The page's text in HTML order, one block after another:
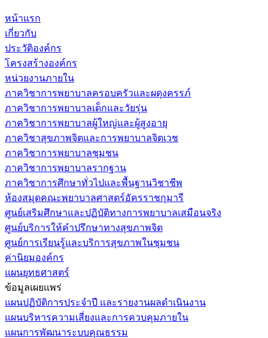
หน้าแรก
เกี่ยวกับ
ประวัติองค์กร
โครงสร้างองค์กร
หน่วยงานภายใน
ภาควิชาการพยาบาลครอบครัวและผดุงครรภ์
ภาควิชาการพยาบาลเด็กและวัยรุ่น
ภาควิชาการพยาบาลผู้ใหญ่และผู้สูงอายุ
ภาควิชาสุขภาพจิตและการพยาบาลจิตเวช
ภาควิชาการพยาบาลชุมชน
ภาควิชาการพยาบาลรากฐาน
ภาควิชาการศึกษาทั่วไปและพื้นฐานวิชาชีพ
ห้องสมุดคณะพยาบาลศาสตร์อัครราชกุมารี
ศูนย์เสริมศึกษาและปฏิบัติทางการพยาบาลเสมือนจริง
ศูนย์บริการให้คำปรึกษาทางสุขภาพจิต
ศูนย์การเรียนรู้และบริการสุขภาพในชุมชน
ค่านิยมองค์กร
แผนยุทธศาสตร์
ข้อมูลเผยแพร่
แผนปฏิบัติการประจำปี และรายงานผลดำเนินงาน
แผนบริหารความเสี่ยงและการควบคุมภายใน
แผนการพัฒนาระบบคุณธรรม